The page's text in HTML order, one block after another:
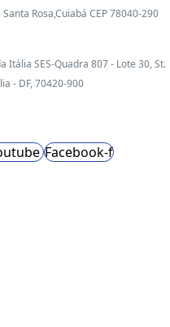
Rosa,Cuiabá CEP 78040-290
Itália SES-Quadra 807 - Lote 30, St.
- DF, 70420-900
Facebook-f